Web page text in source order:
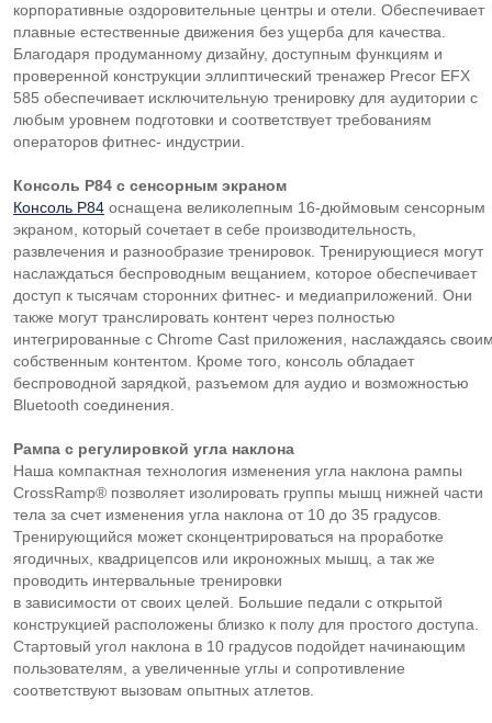
корпоративные оздоровительные центры и отели. Обеспечивает
плавные естественные движения без ущерба для качества.
Благодаря продуманному дизайну, доступным функциям и
проверенной конструкции эллиптический тренажер Precor EFX
585 обеспечивает исключительную тренировку для аудитории с
любым уровнем подготовки и соответствует требованиям
операторов фитнес- индустрии.
Консоль P84 с сенсорным экраном
Консоль P84 оснащена великолепным 16-дюймовым сенсорным
экраном, который сочетает в себе производительность,
развлечения и разнообразие тренировок. Тренирующиеся могут
наслаждаться беспроводным вещанием, которое обеспечивает
доступ к тысячам сторонних фитнес- и медиаприложений. Они
также могут транслировать контент через полностью
интегрированные с Chrome Cast приложения, наслаждаясь
собственным контентом. Кроме того, консоль обладает
беспроводной зарядкой, разъемом для аудио и возможностью
Bluetooth соединения.
Рампа с регулировкой угла наклона
Наша компактная технология изменения угла наклона рампы
CrossRamp® позволяет изолировать группы мышц нижней части
тела за счет изменения угла наклона от 10 до 35 градусов.
Тренирующийся может сконцентрироваться на проработке
ягодичных, квадрицепсов или икроножных мышц, а так же
проводить интервальные тренировки
в зависимости от своих целей. Большие педали с открытой
конструкцией расположены близко к полу для простого доступа.
Стартовый угол наклона в 10 градусов подойдет начинающим
пользователям, а увеличенные углы и сопротивление
соответствуют вызовам опытных атлетов.